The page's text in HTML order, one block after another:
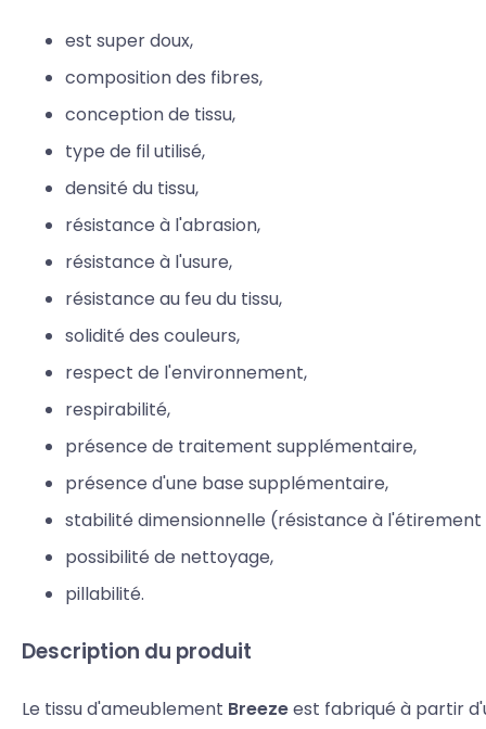
est super doux,
composition des fibres,
conception de tissu,
type de fil utilisé,
densité du tissu,
résistance à l'abrasion,
résistance à l'usure,
résistance au feu du tissu,
solidité des couleurs,
respect de l'environnement,
respirabilité,
présence de traitement supplémentaire,
présence d'une base supplémentaire,
stabilité dimensionnelle (résistance à
possibilité de nettoyage,
pillabilité.
Description du produit
Le tissu d'ameublement Breezeest fabriqué à partir